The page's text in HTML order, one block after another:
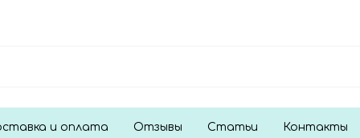
и оплата Отзывы Статьи Контакты